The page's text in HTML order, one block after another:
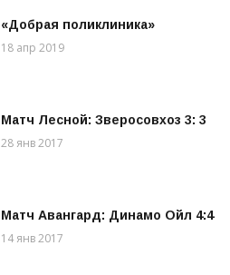
«Добрая поликлиника»
18 апр 2019
Матч Лесной: Зверосовхоз 3: 3
28 янв 2017
Матч Авангард: Динамо Ойл 4:4
14 янв 2017